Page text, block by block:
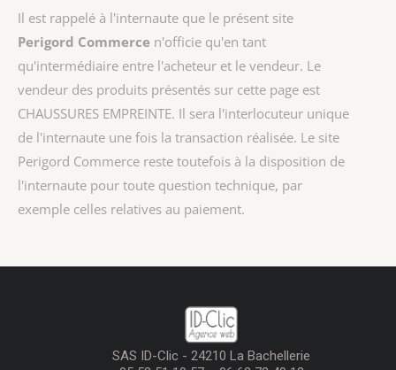
Il est rappelé à l'internaute que le présent site
Perigord Commerce n'officie qu'en tant
qu'intermédiaire entre l'acheteur et le vendeur. Le
vendeur des produits présentés sur cette page est
CHAUSSURES EMPREINTE. Il sera l'interlocuteur unique
de l'internaute une fois la transaction réalisée. Le site
Perigord Commerce reste toutefois à la disposition de
l'internaute pour toute question technique, par
exemple celles relatives au paiement.
SAS ID-Clic - 24210 La Bachellerie